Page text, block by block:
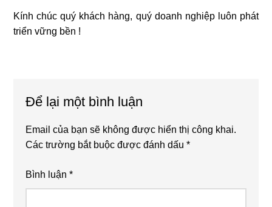
Kính chúc quý khách hàng, quý doanh nghiệp luôn phát
triển vững bền !
Interactions
Để lại một bình luận
Email của bạn sẽ không được hiển thị công khai.
Các trường bắt buộc được đánh dấu*
Bình luận*